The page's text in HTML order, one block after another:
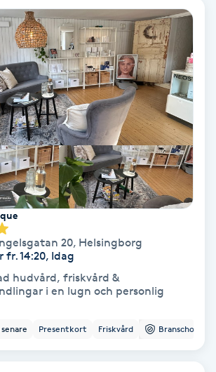
20, Helsingborg
fr. 14:20, Idag
hudvård, friskvård &
i en lugn och personlig
Presentkort Friskvård Branschorg.